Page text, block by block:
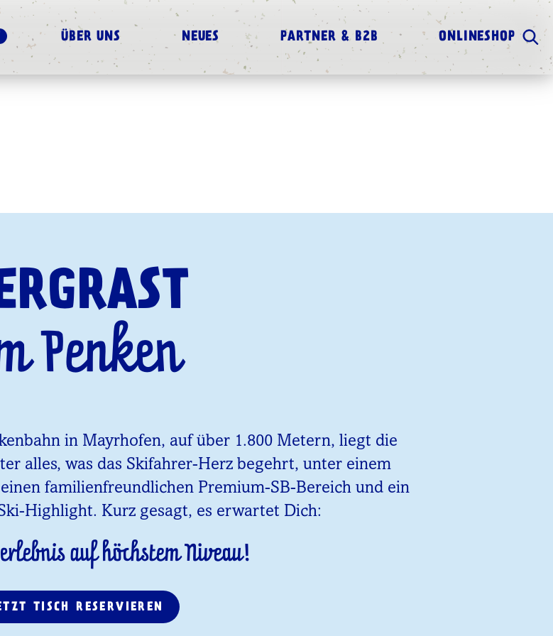
ÜBER UNS NEUES PARTNER & B2B ONLINESHOP
Penken
in Mayrhofen, auf über 1.800 Metern, liegt die
alles, was das Skifahrer-Herz begehrt, unter einem
familienfreundlichen Premium-SB-Bereich und ein
Highlight. Kurz gesagt, es erwartet Dich:
auf höchstem Niveau!
TISCH RESERVIEREN